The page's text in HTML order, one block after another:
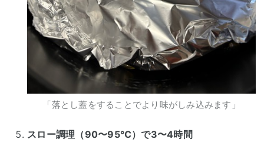
「落とし蓋をすることでより味がしみ込みます」
スロー調理（90〜95℃）で3〜4時間